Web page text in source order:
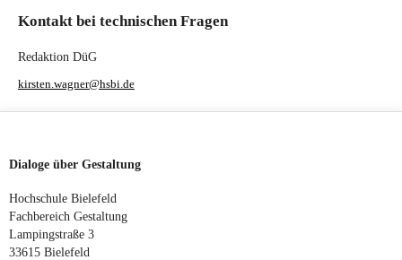
Kontakt bei technischen Fragen
Redaktion DüG
kirsten.wagner@hsbi.de
Dialoge über Gestaltung
Hochschule Bielefeld
Fachbereich Gestaltung
Lampingstraße 3
33615 Bielefeld